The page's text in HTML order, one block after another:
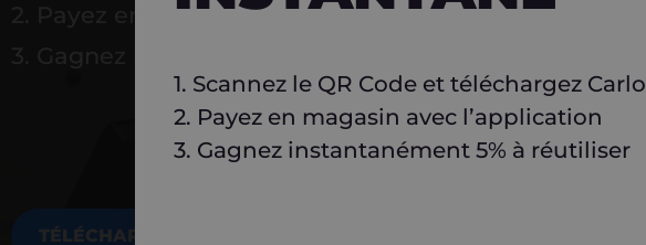
2. Payez en magasin avec l’application
TÉLÉCHARGEZ MAINTENANT
1. Scannez le QR Code et téléchargez Carlo
2. Payez en magasin avec l’application
3. Gagnez instantanément 5% à réutiliser